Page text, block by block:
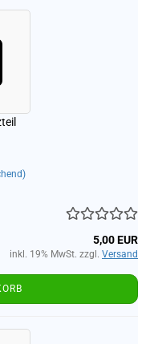
5,00 EUR
inkl. 19% MwSt. zzgl. Versand